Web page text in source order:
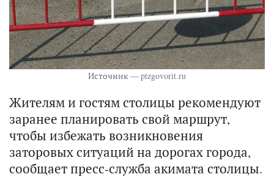
Источник — ptzgovorit.ru
Жителям и гостям столицы рекомендуют
заранее планировать свой маршрут,
чтобы избежать возникновения
заторовых ситуаций на дорогах города,
сообщает пресс-служба акимата столицы.